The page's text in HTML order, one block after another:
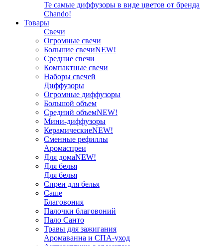
Те самые диффузоры в виде цветов от бренда
Chando!
Товары
Свечи
Огромные свечи
Большие свечиNEW!
Средние свечи
Компактные свечи
Наборы свечей
Диффузоры
Огромные диффузоры
Большой объем
Средний объемNEW!
Мини-диффузоры
КерамическиеNEW!
Сменные рефиллы
Аромаспреи
Для домаNEW!
Для белья
Для белья
Спреи для белья
Саше
Благовония
Палочки благовоний
Пало Санто
Травы для зажигания
Аромаванна и СПА-уход